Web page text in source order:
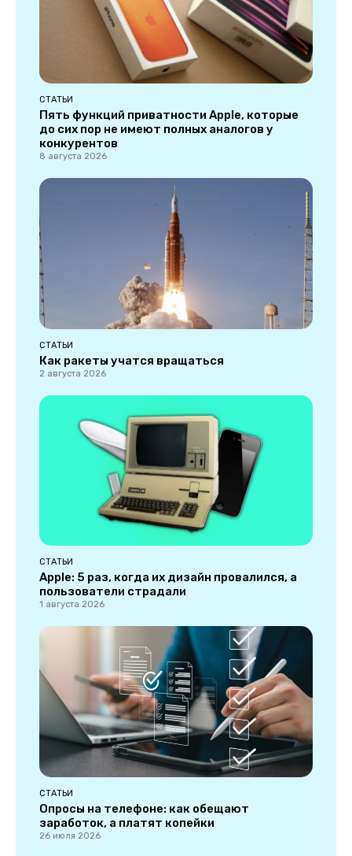
СТАТЬИ
Пять функций приватности Apple, которые
до сих пор не имеют полных аналогов у
конкурентов
8 августа 2026
СТАТЬИ
Как ракеты учатся вращаться
2 августа 2026
СТАТЬИ
Apple: 5 раз, когда их дизайн провалился, а
пользователи страдали
1 августа 2026
СТАТЬИ
Опросы на телефоне: как обещают
заработок, а платят копейки
26 июля 2026